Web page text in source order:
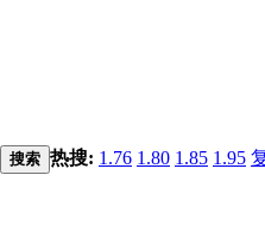
搜索 热搜: 1.76 1.80 1.85 1.95